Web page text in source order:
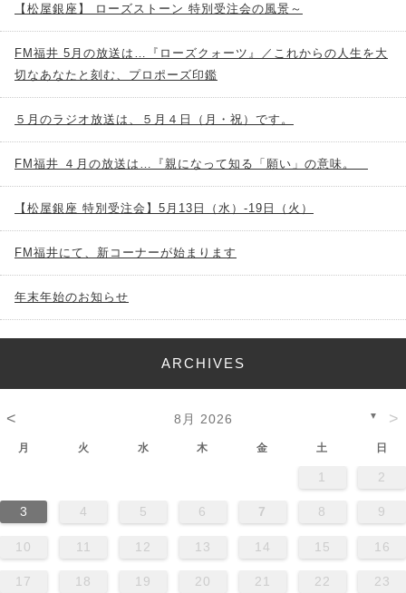
【松屋銀座】 ローズストーン 特別受注会の風景～
FM福井 5月の放送は…『ローズクォーツ』／これからの人生を大
切なあなたと刻む、プロポーズ印鑑
５月のラジオ放送は、５月４日（月・祝）です。
FM福井 ４月の放送は…『親になって知る「願い」の意味。
【松屋銀座 特別受注会】5月13日（水）-19日（火）
FM福井にて、新コーナーが始まります
年末年始のお知らせ
ARCHIVES
< 8月 2026 ▼ >
月 火 水 木 金 土 日
1 2
3 4 5 6 7 8 9
10 11 12 13 14 15 16
17 18 19 20 21 22 23